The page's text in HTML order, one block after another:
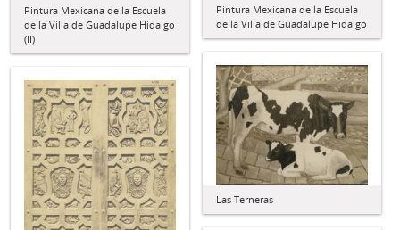
Pintura Mexicana de la Escuela
de la Villa de Guadalupe Hidalgo
(II)
Pintura Mexicana de la Escuela
de la Villa de Guadalupe Hidalgo
Las Terneras